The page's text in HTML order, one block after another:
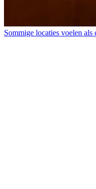
Sommige locaties voelen als